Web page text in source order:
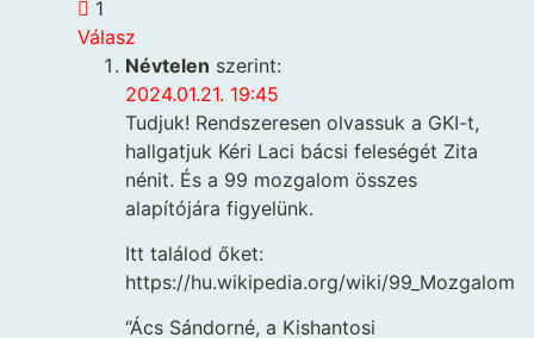
1
Válasz
Névtelen szerint:
2024.01.21. 19:45
Tudjuk! Rendszeresen olvassuk a GKI-t,
hallgatjuk Kéri Laci bácsi feleségét Zita
nénit. És a 99 mozgalom összes
alapítójára figyelünk.
Itt találod őket:
https://hu.wikipedia.org/wiki/99_Mozgalom
“Ács Sándorné, a Kishantosi